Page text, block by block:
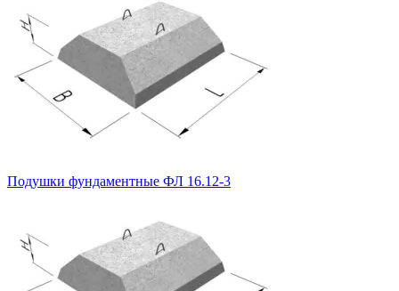
Подушки фундаментные ФЛ 16.12-3